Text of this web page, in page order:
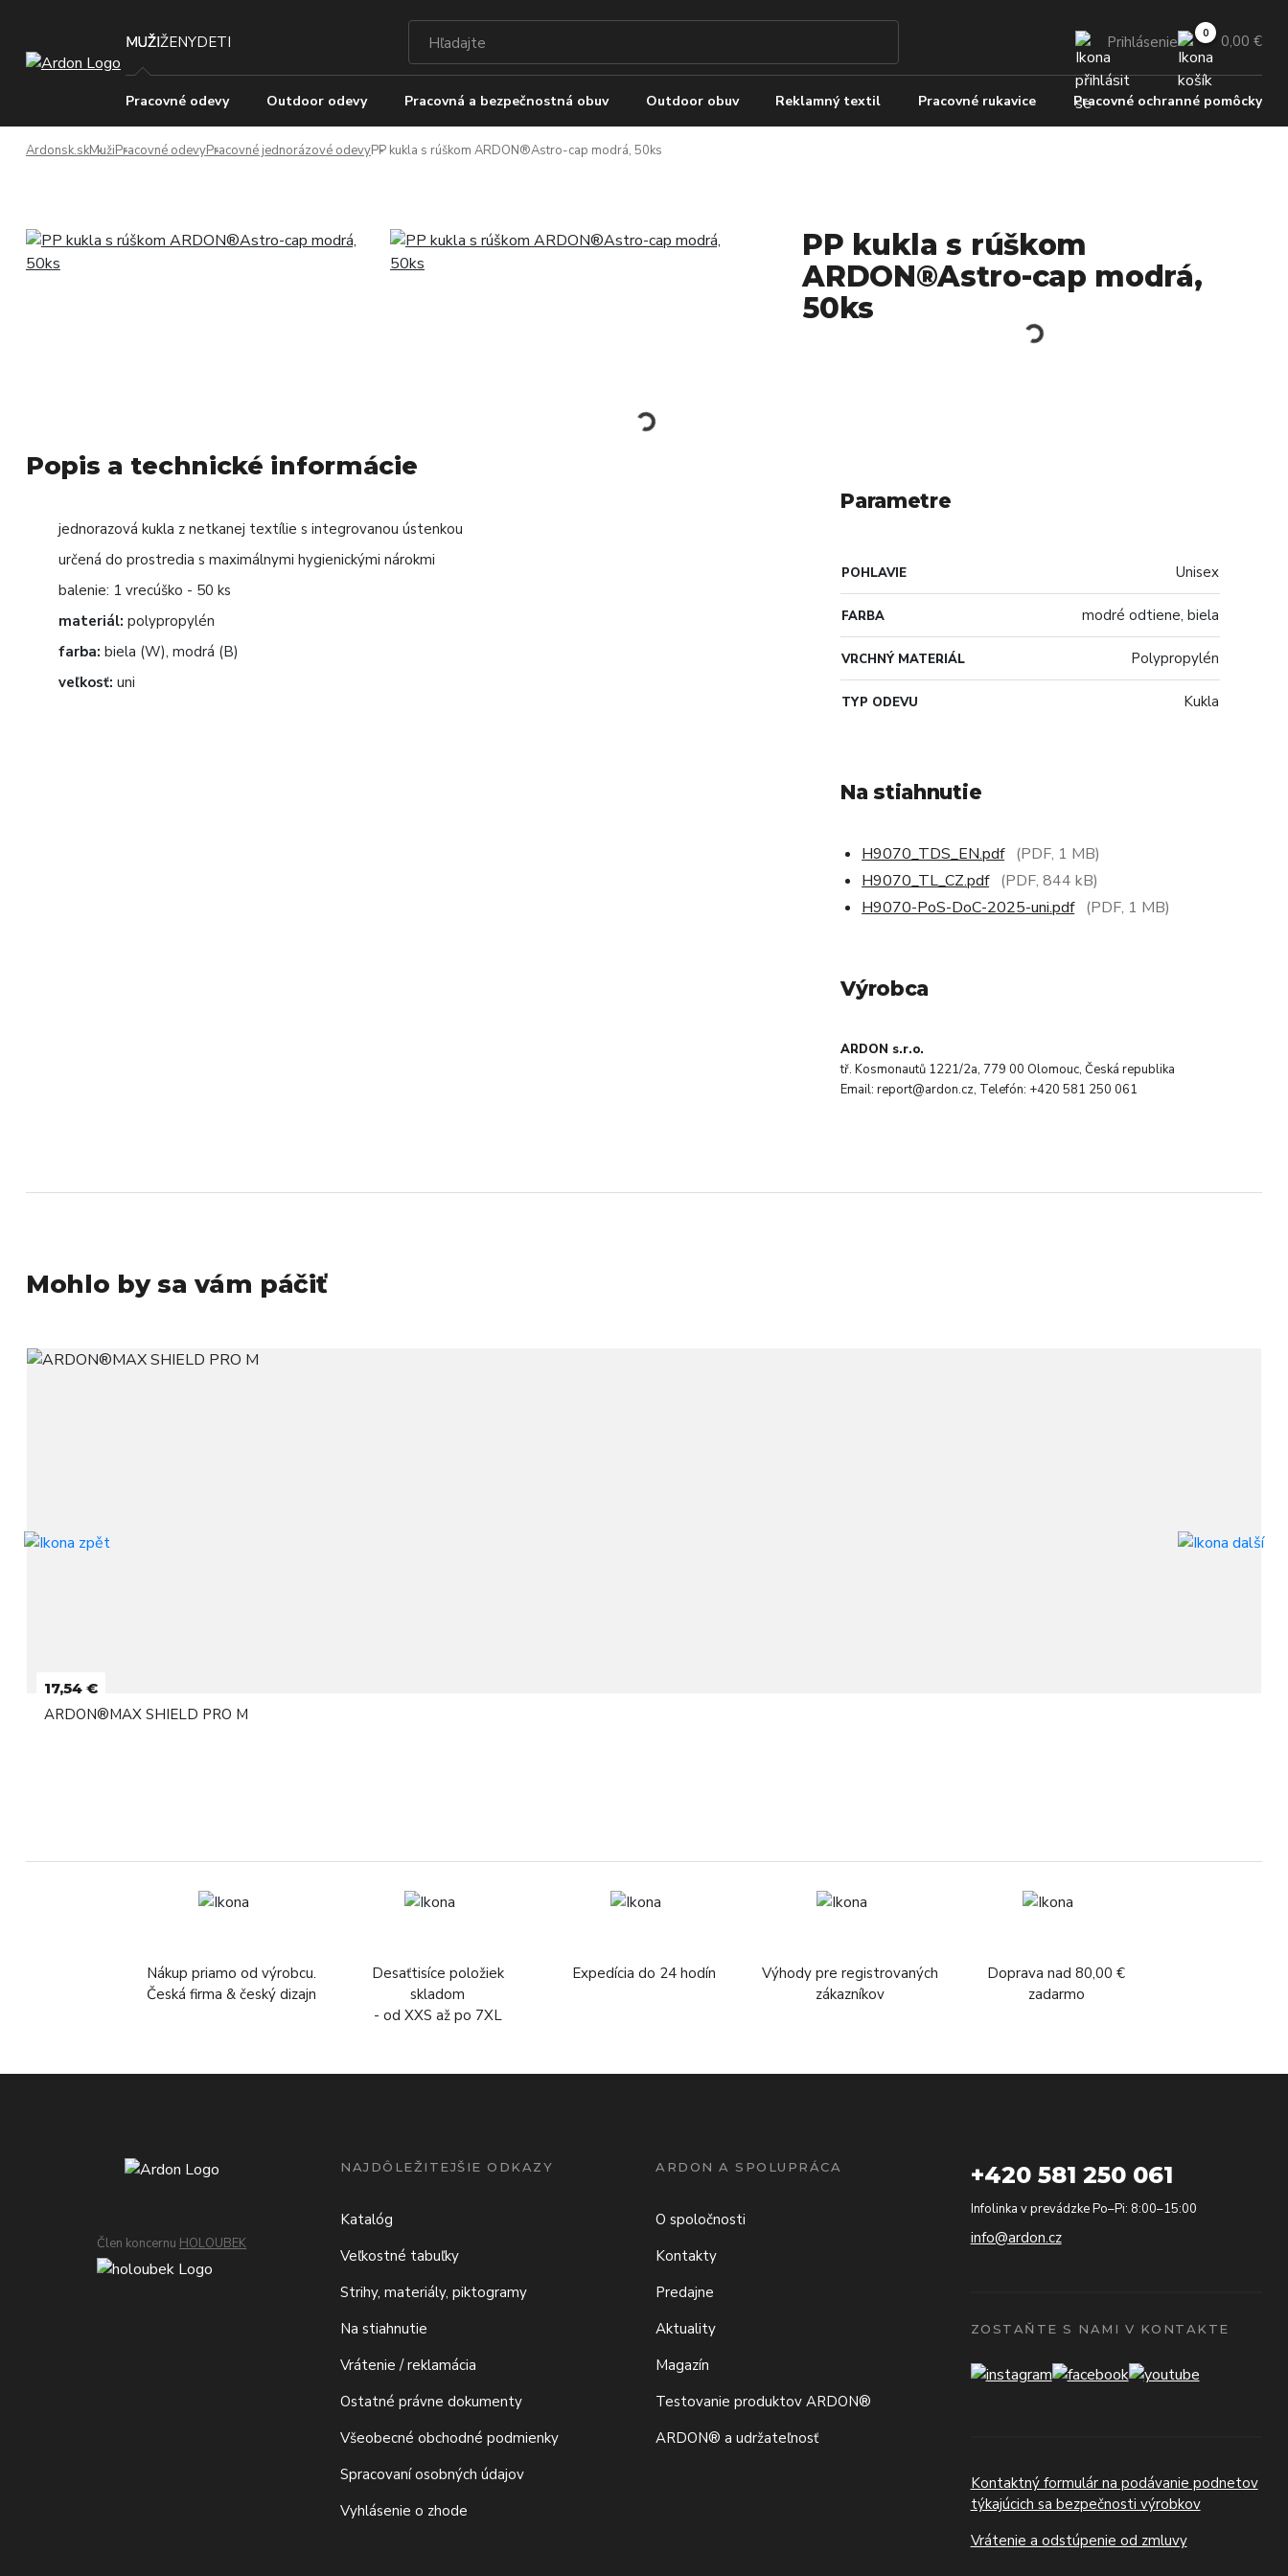
MUŽIŽENYDETI Prihlásenie 0,00 €
Pracovné odevy Outdoor odevy Pracovná a bezpečnostná obuv Outdoor obuv Reklamný textil Pracovné rukavice Pracovné ochranné pomôcky
Ardonsk.skMužiPracovné odevyPracovné jednorázové odevyPP kukla s rúškom ARDON®Astro-cap modrá, 50ks
PP kukla s rúškom
ARDON®Astro-cap modrá,
50ks
Popis a technické informácie
jednorazová kukla z netkanej textílie s integrovanou ústenkou
určená do prostredia s maximálnymi hygienickými nárokmi
balenie: 1 vrecúško - 50 ks
materiál: polypropylén
farba: biela (W), modrá (B)
veľkosť: uni
Parametre
POHLAVIE Unisex
FARBA modré odtiene, biela
VRCHNÝ MATERIÁL Polypropylén
TYP ODEVU Kukla
Na stiahnutie
H9070_TDS_EN.pdf (PDF, 1 MB)
H9070_TL_CZ.pdf (PDF, 844 kB)
H9070-PoS-DoC-2025-uni.pdf (PDF, 1 MB)
Výrobca
ARDON s.r.o.
tř. Kosmonautů 1221/2a, 779 00 Olomouc, Česká republika
Email: report@ardon.cz, Telefón: +420 581 250 061
Mohlo by sa vám páčiť
17,54 €
ARDON®MAX SHIELD PRO M
Nákup priamo od výrobcu.
Česká firma & český dizajn
Desaťtisíce položiek
skladom
- od XXS až po 7XL
Expedícia do 24 hodín
Výhody pre registrovaných
zákazníkov
Doprava nad 80,00 €
zadarmo
Člen koncernu HOLOUBEK
NAJDÔLEŽITEJŠIE ODKAZY
Katalóg
Veľkostné tabuľky
Strihy, materiály, piktogramy
Na stiahnutie
Vrátenie / reklamácia
Ostatné právne dokumenty
Všeobecné obchodné podmienky
Spracovaní osobných údajov
Vyhlásenie o zhode
ARDON A SPOLUPRÁCA
O spoločnosti
Kontakty
Predajne
Aktuality
Magazín
Testovanie produktov ARDON®
ARDON® a udržateľnosť
+420 581 250 061
Infolinka v prevádzke Po–Pi: 8:00–15:00
info@ardon.cz
ZOSTAŇTE S NAMI V KONTAKTE
Kontaktný formulár na podávanie podnetov
týkajúcich sa bezpečnosti výrobkov
Vrátenie a odstúpenie od zmluvy